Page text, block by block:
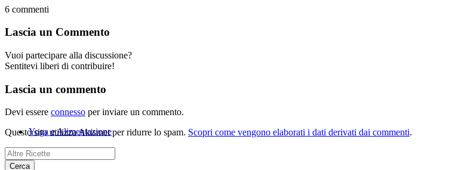
Yoga e Alimentazione
6 commenti
Lascia un Commento
Vuoi partecipare alla discussione?
Sentitevi liberi di contribuire!
Lascia un commento
Devi essere connesso per inviare un commento.
Questo sito utilizza Akismet per ridurre lo spam. Scopri come vengono elaborati i dati derivati dai commenti.